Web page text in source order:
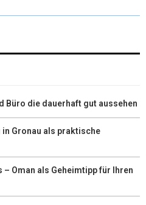
T
S
K
N
I
Büro die dauerhaft gut aussehen
Gronau als praktische
Oman als Geheimtipp für Ihren